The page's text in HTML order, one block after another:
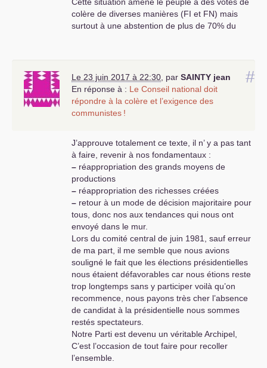
colère de diverses manières (FI et FN) mais
surtout à une abstention de plus de 70% du
quartiers bourgeois (Neuilly-16
etc ...) le
démontrent .
Macron avec 7 millions d’électeurs et 15% des
inscrits va gouverner sans aucune base sociale
concurrence de l’économie asiatique en plein
essor . Les quelques centaines de députés
bidons macronistes n’ont aucun ancrage dans la
réalité sociale du pays et donc ne pourront pas
faire passer idéologiquement et pratiquement
les lois antisociales sur le travail , la retraite , les
services publics hospitaliers et territoriaux ,
l’éducation nationale et même la sécurité . Ce
pouvoir manque de « porteurs d’eau » pour faire
boire la tasse au petit peuple .
Donc notre parti , s’il s’oriente enfin sur une
ligne révolutionnaire de lutte de classes sans
compromis , peut redevenir un outil très utile
pour ce peuple désorienté et en colère . «La
France en Commun» duPCF ou « L’Avenir en
commun» deFIne sont pas des programmes
révolutionnaires permettant d’ouvrir la voie à la
société communiste plus que jamais nécessaire
aujourd’hui . L’alternative à proposer au peuple
#
Le 23 juin 2017 à 22:30 par SAINTY jean
En réponse à : Le Conseil national doit
répondre à la colère et l’exigence des
communistes !
J’approuve totalement ce texte, il n’ y a pas tant
à faire, revenir à nos fondamentaux :
– réappropriation des grands moyens de
productions
– réappropriation des richesses créées
– retour à un mode de décision majoritaire pour
tous, donc nos aux tendances qui nous ont
envoyé dans le mur.
Lors du comité central de juin 1981, sauf erreur
de ma part, il me semble que nous avions
souligné le fait que les élections présidentielles
nous étaient défavorables car nous étions reste
trop longtemps sans y participer voilà qu’on
recommence, nous payons très cher l’absence
de candidat à la présidentielle nous sommes
restés spectateurs.
Notre Parti est devenu un véritable Archipel,
C’est l’occasion de tout faire pour recoller
l’ensemble.